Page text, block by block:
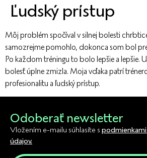
Ľudský prístup
Môj problém spočíval v silnej bolesti
samozrejme pomohlo, dokonca som bol
Po každom tréningu to bolo lepšie a lepšie.
bolesť úplne zmizla. Moja vďaka patrí
profesionalitu a ľudský prístup.
Odoberať newsletter
Vložením e-mailu súhlasíte s
údajov.